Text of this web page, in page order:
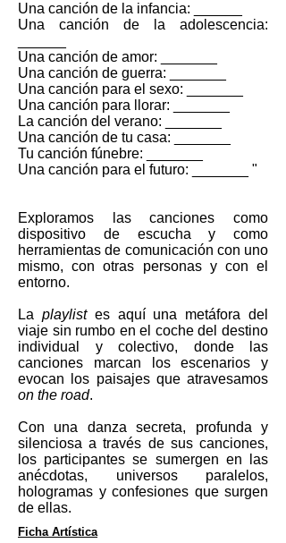
Una canción de la infancia: ______
Una canción de la adolescencia:
Una canción de amor: _______
Una canción de guerra: _______
Una canción para el sexo: _______
Una canción para llorar: _______
La canción del verano: _______
Una canción de tu casa: _______
Tu canción fúnebre: _______
Una canción para el futuro: _______ "
Exploramos las canciones como
dispositivo de escucha y como
herramientas de comunicación con uno
mismo, con otras personas y con el
entorno.
La playlistes aquí una metáfora del
viaje sin rumbo en el coche del destino
individual y colectivo, donde las
canciones marcan los escenarios y
evocan los paisajes que atravesamos
on the road.
Con una danza secreta, profunda y
silenciosa a través de sus canciones,
los participantes se sumergen en las
anécdotas, universos paralelos,
hologramas y confesiones que surgen
de ellas.
Ficha Artística